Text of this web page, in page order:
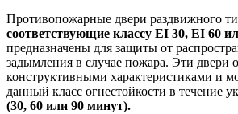
Противопожарные двери раздвижного
соответствующие классу EI 30, EI 60
предназначены для защиты от
задымления в случае пожара. Эти двери
конструктивными характеристиками и
данный класс огнестойкости в течение
(30, 60 или 90 минут).